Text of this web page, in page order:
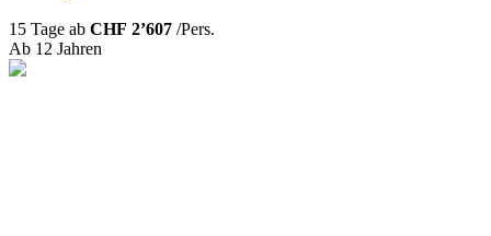
15 Tage ab CHF 2’607 /Pers.
Ab 12 Jahren